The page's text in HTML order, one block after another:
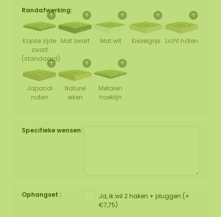
Randafwerking:
+
Kopse zijde
zwart
(standaard)
+
Mat zwart
+
Mat wit
+
Kiezelgrijs
+
Licht noten
+
Japandi
noten
+
Naturel
eiken
+
Metalen
hoeklijn
Specifieke wensen:
Ophangset :
Ja, ik wil 2 haken + pluggen (+
€7,75)